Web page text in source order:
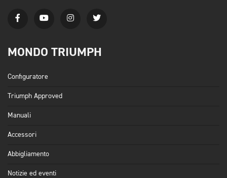
MONDO TRIUMPH
Configuratore
Triumph Approved
Manuali
Accessori
Abbigliamento
Notizie ed eventi